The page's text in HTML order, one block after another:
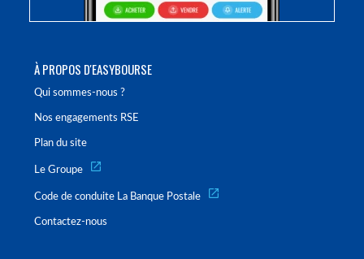
À PROPOS D'EASYBOURSE
Qui sommes-nous ?
Nos engagements RSE
Plan du site
Le Groupe
Code de conduite La Banque Postale
Contactez-nous